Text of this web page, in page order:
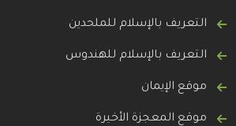
التعريف بالإسلام للملحدين
التعريف بالإسلام للهندوس
موقع الإيمان
موقع المعجزة الأخيرة